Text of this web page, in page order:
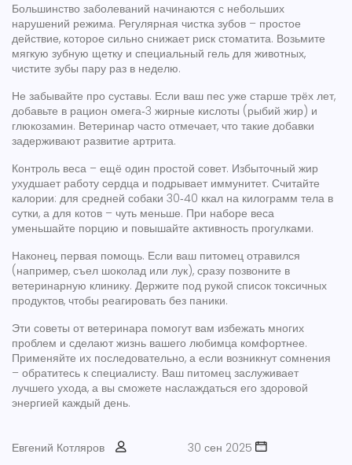
Большинство заболеваний начинаются с небольших
нарушений режима. Регулярная чистка зубов – простое
действие, которое сильно снижает риск стоматита. Возьмите
мягкую зубную щетку и специальный гель для животных,
чистите зубы пару раз в неделю.
Не забывайте про суставы. Если ваш пес уже старше трёх лет,
добавьте в рацион омега‑3 жирные кислоты (рыбий жир) и
глюкозамин. Ветеринар часто отмечает, что такие добавки
задерживают развитие артрита.
Контроль веса – ещё один простой совет. Избыточный жир
ухудшает работу сердца и подрывает иммунитет. Считайте
калории: для средней собаки 30‑40 ккал на килограмм тела в
сутки, а для котов – чуть меньше. При наборе веса
уменьшайте порцию и повышайте активность прогулками.
Наконец, первая помощь. Если ваш питомец отравился
(например, съел шоколад или лук), сразу позвоните в
ветеринарную клинику. Держите под рукой список токсичных
продуктов, чтобы реагировать без паники.
Эти советы от ветеринара помогут вам избежать многих
проблем и сделают жизнь вашего любимца комфортнее.
Применяйте их последовательно, а если возникнут сомнения
– обратитесь к специалисту. Ваш питомец заслуживает
лучшего ухода, а вы сможете наслаждаться его здоровой
энергией каждый день.
Евгений Котляров
30 сен 2025